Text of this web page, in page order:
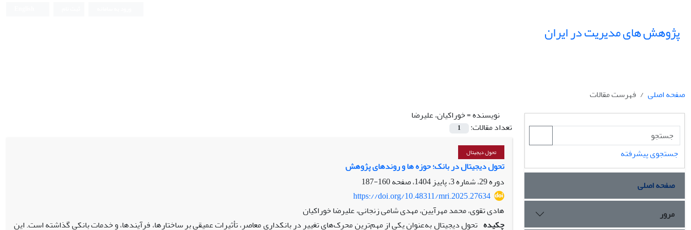
پژوهش های مدیریت در ایران
صفحه اصلی
فهرست مقالات
نویسنده =خوراکیان، علیرضا
تعداد مقالات:
1
تحول دیجیتال
تحول دیجیتال در بانک؛ حوزه ها و روندهای پژوهش
دوره 29، شماره 3، پاییز 1404، صفحه
160-187
https://doi.org/10.48311/mri.2025.27634
هادی تقوی، محمد مهرآیین، مهدی شامی زنجانی، علیرضا خوراکیان
چکیده تحول دیجیتال به‌عنوان یکی از مهم‌ترین محرک‌های تغییر در بانکداری معاصر، تأثیرات عمیقی بر ساختارها، فرآیندها، و خدمات بانکی گذاشته است. این
جستجوی پیشرفته
صفحه اصلی
مرور